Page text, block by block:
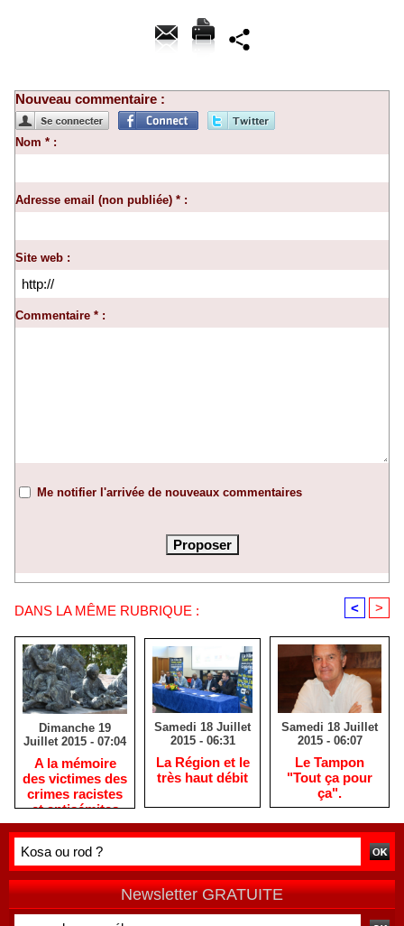
Nouveau commentaire :
Nom * :
Adresse email (non publiée) * :
Site web :
Commentaire * :
Me notifier l'arrivée de nouveaux commentaires
DANS LA MÊME RUBRIQUE : < >
Dimanche 19
Juillet 2015 - 07:04
A la mémoire
des victimes des
crimes racistes
et antisémites
Samedi 18 Juillet
2015 - 06:31
La Région et le
très haut débit
Samedi 18 Juillet
2015 - 06:07
Le Tampon
"Tout ça pour
ça".
Newsletter GRATUITE